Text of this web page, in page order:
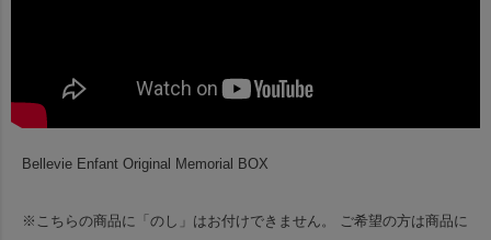
Bellevie Enfant Original Memorial BOX
※こちらの商品に「のし」はお付けできません。
ご希望の方は商品に